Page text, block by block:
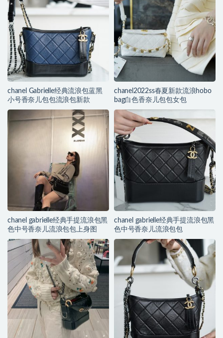
chanel Gabrielle经典流浪包蓝黑
小号香奈儿包包流浪包新款
chanel2022ss春夏新款流浪hobo
bag白色香奈儿包包女包
chanel gabrielle经典手提流浪包黑
色中号香奈儿流浪包包上身图
chanel gabrielle经典手提流浪包黑
色中号香奈儿流浪包包